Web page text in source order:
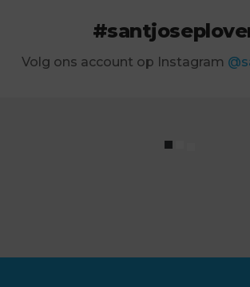
Volg ons account op Instagram